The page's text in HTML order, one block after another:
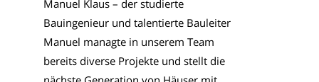
Manuel Klaus – der studierte
Bauingenieur und talentierte Bauleiter
Manuel managte in unserem Team
bereits diverse Projekte und stellt die